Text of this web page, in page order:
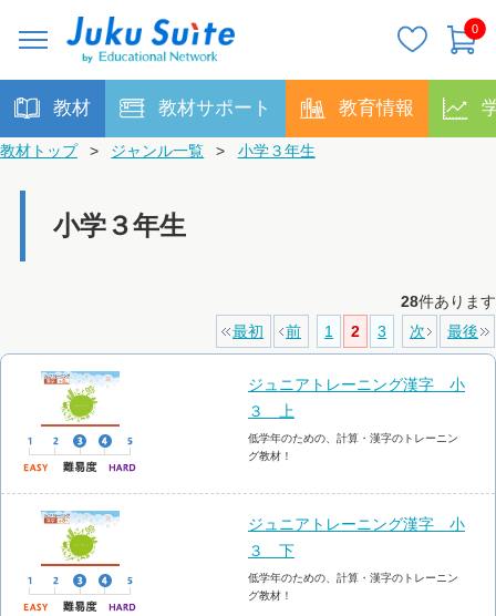
0
教材 教材サポート 教育情報
教材トップ > ジャンル一覧 > 小学３年生
小学３年生
28件あります
最初
前 1 2 3 次 最後
ジュニアトレーニング漢字 小
３ 上
低学年のための、計算・漢字のトレーニン
グ教材！
ジュニアトレーニング漢字 小
３ 下
低学年のための、計算・漢字のトレーニン
グ教材！